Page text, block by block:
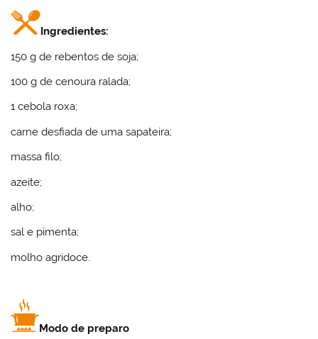
Ingredientes:
150 g de rebentos de soja;
100 g de cenoura ralada;
1 cebola roxa;
carne desfiada de uma sapateira;
massa filo;
azeite;
alho;
sal e pimenta;
molho agridoce.
Modo de preparo